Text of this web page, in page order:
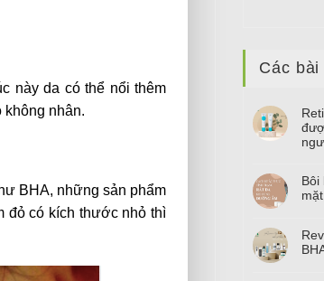
này da có thể nổi thêm
không nhân.
BHA, những sản phẩm
đỏ có kích thước nhỏ thì
Các
Bôi